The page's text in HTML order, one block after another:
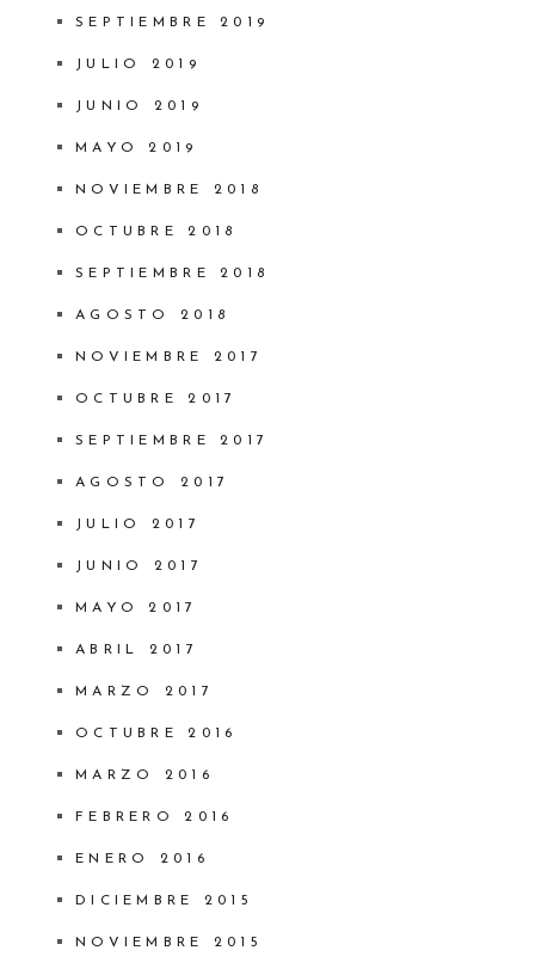
SEPTIEMBRE 2019
JULIO 2019
JUNIO 2019
MAYO 2019
NOVIEMBRE 2018
OCTUBRE 2018
SEPTIEMBRE 2018
AGOSTO 2018
NOVIEMBRE 2017
OCTUBRE 2017
SEPTIEMBRE 2017
AGOSTO 2017
JULIO 2017
JUNIO 2017
MAYO 2017
ABRIL 2017
MARZO 2017
OCTUBRE 2016
MARZO 2016
FEBRERO 2016
ENERO 2016
DICIEMBRE 2015
NOVIEMBRE 2015